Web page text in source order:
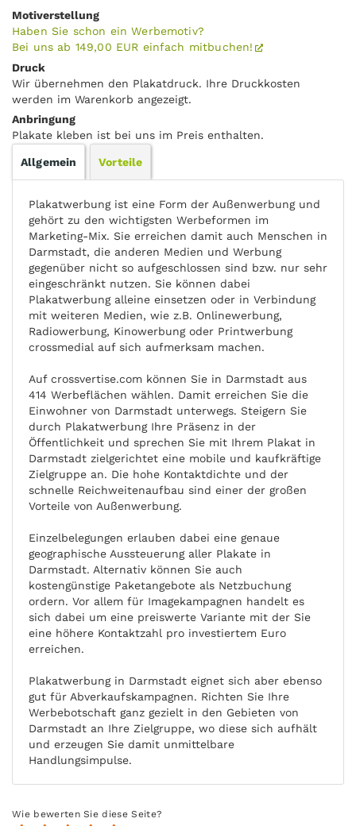
Motiverstellung
Haben Sie schon ein Werbemotiv?
Bei uns ab 149,00 EUR einfach mitbuchen!
Druck
Wir übernehmen den Plakatdruck. Ihre Druckkosten
werden im Warenkorb angezeigt.
Anbringung
Plakate kleben ist bei uns im Preis enthalten.
Allgemein Vorteile
Plakatwerbung ist eine Form der Außenwerbung und
gehört zu den wichtigsten Werbeformen im
Marketing-Mix. Sie erreichen damit auch Menschen in
Darmstadt, die anderen Medien und Werbung
gegenüber nicht so aufgeschlossen sind bzw. nur sehr
eingeschränkt nutzen. Sie können dabei
Plakatwerbung alleine einsetzen oder in Verbindung
mit weiteren Medien, wie z.B. Onlinewerbung,
Radiowerbung, Kinowerbung oder Printwerbung
crossmedial auf sich aufmerksam machen.
Auf crossvertise.com können Sie in Darmstadt aus
414 Werbeflächen wählen. Damit erreichen Sie die
Einwohner von Darmstadt unterwegs. Steigern Sie
durch Plakatwerbung Ihre Präsenz in der
Öffentlichkeit und sprechen Sie mit Ihrem Plakat in
Darmstadt zielgerichtet eine mobile und kaufkräftige
Zielgruppe an. Die hohe Kontaktdichte und der
schnelle Reichweitenaufbau sind einer der großen
Vorteile von Außenwerbung.
Einzelbelegungen erlauben dabei eine genaue
geographische Aussteuerung aller Plakate in
Darmstadt. Alternativ können Sie auch
kostengünstige Paketangebote als Netzbuchung
ordern. Vor allem für Imagekampagnen handelt es
sich dabei um eine preiswerte Variante mit der Sie
eine höhere Kontaktzahl pro investiertem Euro
erreichen.
Plakatwerbung in Darmstadt eignet sich aber ebenso
gut für Abverkaufskampagnen. Richten Sie Ihre
Werbebotschaft ganz gezielt in den Gebieten von
Darmstadt an Ihre Zielgruppe, wo diese sich aufhält
und erzeugen Sie damit unmittelbare
Handlungsimpulse.
Wie bewerten Sie diese Seite?